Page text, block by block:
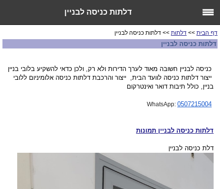
דלתות כניסה לבניין
דף הבית >> דלתות >> דלתות כניסה לבניין
דלתות כניסה לבניין
כניסה לבניין חשובה מאוד לערך הדירות ולא רק, ולכן כדאי להשקיע בלובי בניין
ייצור דלתות כניסה לוועד הבית, ייצור והרכבת דלתות כניסה אלומיניום ללובי
בניין, כולל תיבות דואר ואינטרקום
WhatsApp: 0507215004
דלתות כניסה לבניין תמונות
דלת כניסה לבניין